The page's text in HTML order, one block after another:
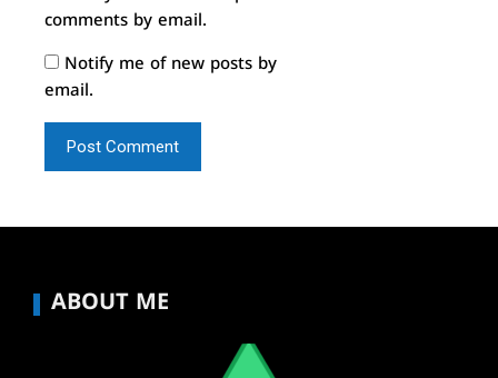
comments by email.
Notify me of new posts by
email.
ABOUT ME